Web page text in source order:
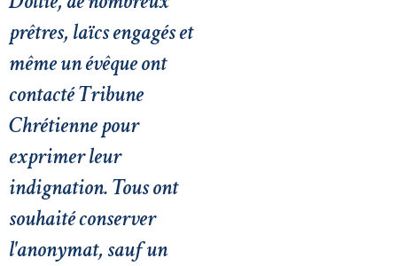
prêtres, laïcs engagés et
même un évêque ont
contacté Tribune
Chrétienne pour
exprimer leur
indignation. Tous ont
souhaité conserver
l'anonymat, sauf un